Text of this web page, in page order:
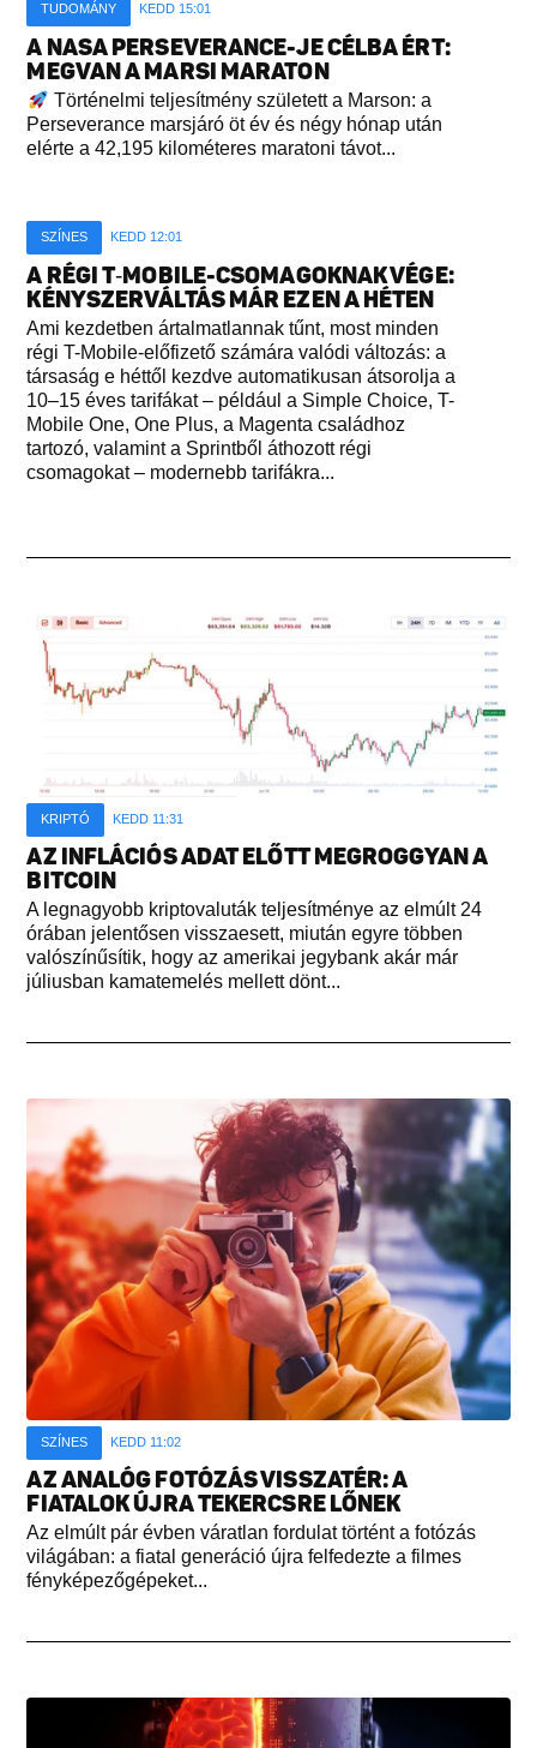
TUDOMÁNY KEDD 15:01
A NASA PERSEVERANCE-JE CÉLBA ÉRT:
MEGVAN A MARSI MARATON
Történelmi teljesítmény született a Marson: a
Perseverance marsjáró öt év és négy hónap után
elérte a 42,195 kilométeres maratoni távot...
SZÍNES KEDD 12:01
A RÉGI T‑MOBILE-CSOMAGOKNAK VÉGE:
KÉNYSZERVÁLTÁS MÁR EZEN A HÉTEN
Ami kezdetben ártalmatlannak tűnt, most minden
régi T-Mobile-előfizető számára valódi változás: a
társaság e héttől kezdve automatikusan átsorolja a
10–15 éves tarifákat – például a Simple Choice, T-
Mobile One, One Plus, a Magenta családhoz
tartozó, valamint a Sprintből áthozott régi
csomagokat – modernebb tarifákra...
KRIPTÓ KEDD 11:31
AZ INFLÁCIÓS ADAT ELŐTT MEGROGGYAN A
BITCOIN
A legnagyobb kriptovaluták teljesítménye az elmúlt 24
órában jelentősen visszaesett, miután egyre többen
valószínűsítik, hogy az amerikai jegybank akár már
júliusban kamatemelés mellett dönt...
SZÍNES KEDD 11:02
AZ ANALÓG FOTÓZÁS VISSZATÉR: A
FIATALOK ÚJRA TEKERCSRE LŐNEK
Az elmúlt pár évben váratlan fordulat történt a fotózás
világában: a fiatal generáció újra felfedezte a filmes
fényképezőgépeket...